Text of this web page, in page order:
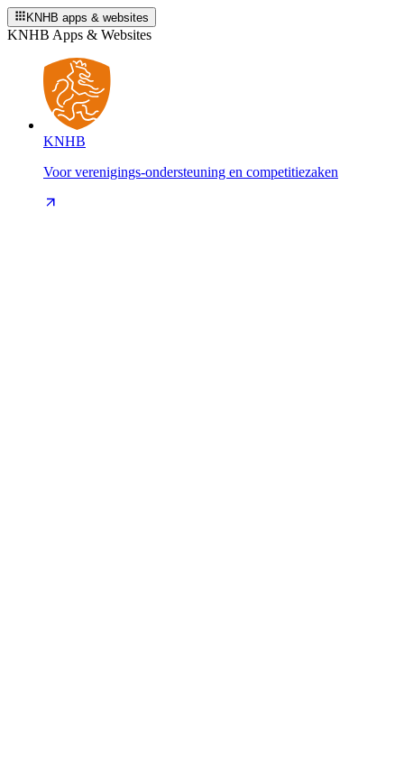
KNHB apps & websites
KNHB Apps & Websites
KNHB
Voor verenigings-ondersteuning en competitiezaken